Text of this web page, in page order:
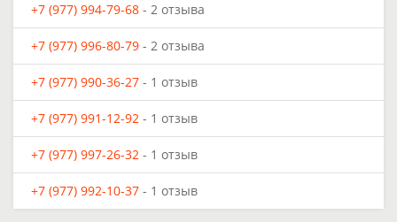
+7 (977) 994-79-68 - 2 отзыва
+7 (977) 996-80-79 - 2 отзыва
+7 (977) 990-36-27 - 1 отзыв
+7 (977) 991-12-92 - 1 отзыв
+7 (977) 997-26-32 - 1 отзыв
+7 (977) 992-10-37 - 1 отзыв